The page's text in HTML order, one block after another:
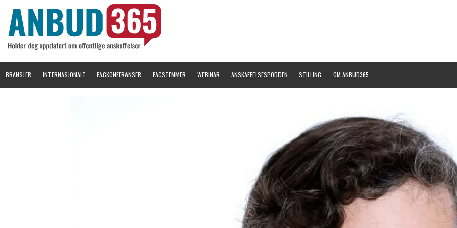
BRANSJER INTERNASJONALT FAGKONFERANSER FAGSTEMMER WEBINAR ANSKAFFELSESPODDEN STILLING OM ANBUD365